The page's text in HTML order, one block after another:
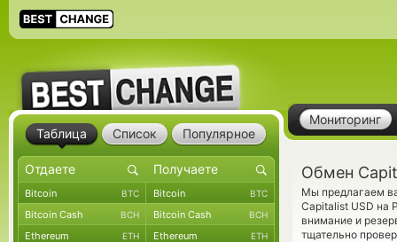
Мониторинг
Обмен
Мы предлагаем
Capitalist USD на
внимание и
тщательно
Таблица Список Популярное
Bitcoin BTC Bitcoin BTC
Bitcoin Cash BCH Bitcoin Cash BCH
Ethereum ETH Ethereum ETH